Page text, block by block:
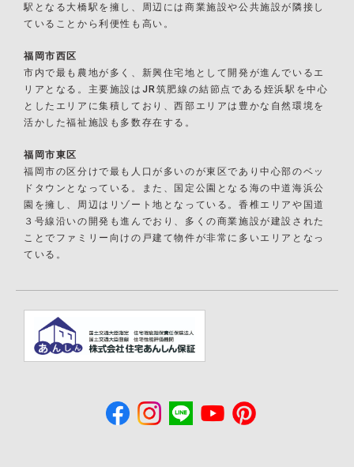
駅となる大橋駅を擁し、周辺には商業施設や公共施設が隣接し
ていることから利便性も高い。
福岡市西区
市内で最も農地が多く、新興住宅地として開発が進んでいるエ
リアとなる。主要施設はJR筑肥線の結節点である姪浜駅を中心
としたエリアに集積しており、西部エリアは豊かな自然環境を
活かした福祉施設も多数存在する。
福岡市東区
福岡市の区分けで最も人口が多いのが東区であり中心部のベッ
ドタウンとなっている。また、国定公園となる海の中道海浜公
園を擁し、周辺はリゾート地となっている。香椎エリアや国道
３号線沿いの開発も進んでおり、多くの商業施設が建設された
ことでファミリー向けの戸建て物件が非常に多いエリアとなっ
ている。